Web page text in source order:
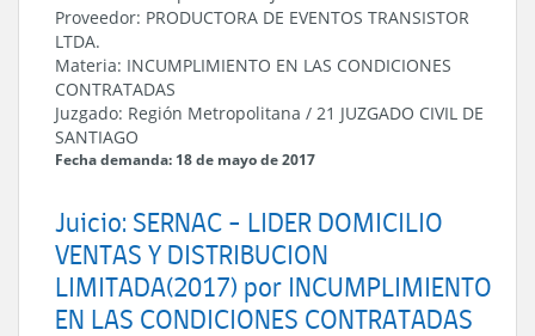
Proveedor: PRODUCTORA DE EVENTOS TRANSISTOR
LTDA.
Materia: INCUMPLIMIENTO EN LAS CONDICIONES
CONTRATADAS
Juzgado: Región Metropolitana / 21 JUZGADO CIVIL DE
SANTIAGO
Fecha demanda: 18 de mayo de 2017
Juicio: SERNAC - LIDER DOMICILIO
VENTAS Y DISTRIBUCION
LIMITADA(2017) por INCUMPLIMIENTO
EN LAS CONDICIONES CONTRATADAS